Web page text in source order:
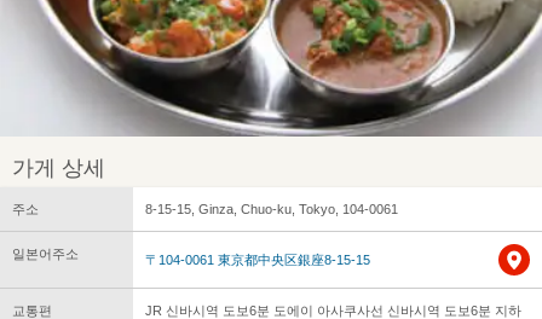
가게 상세
주소 8-15-15, Ginza, Chuo-ku, Tokyo, 104-0061
일본어주소 〒104-0061 東京都中央区銀座8-15-15
교통편
JR 신바시역 도보6분 도에이 아사쿠사선 신바시역 도보6분 지하